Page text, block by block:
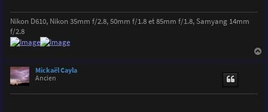
Nikon D610, Nikon 35mm f/2.8, 50mm f/1.8 et 85mm f/1.8, Samyang 14mm
f/2.8
Mickaël Cayla
Ancien